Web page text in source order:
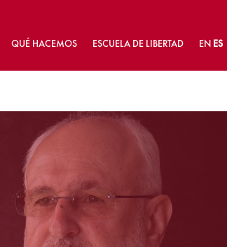
QUÉ HACEMOS ESCUELA DE LIBERTAD EN ES